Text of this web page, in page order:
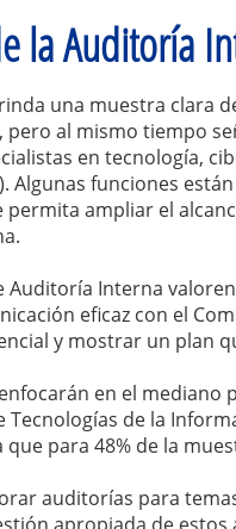
la Auditoría
una muestra clara
al mismo tiempo
en tecnología,
Algunas funciones
ampliar el
Auditoría Interna
eficaz con el
y mostrar un plan
en el mediano
de la
para 48% de la
auditorías para